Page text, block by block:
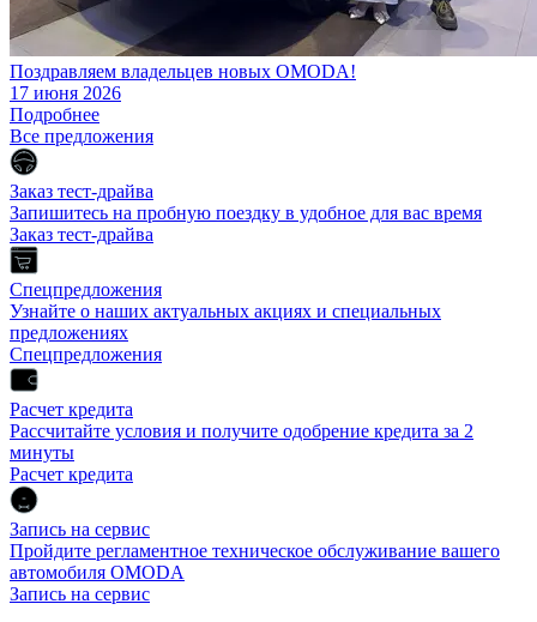
Поздравляем владельцев новых OMODA!
17 июня 2026
Подробнее
Все предложения
Заказ тест-драйва
Запишитесь на пробную поездку в удобное для вас время
Заказ тест-драйва
Спецпредложения
Узнайте о наших актуальных акциях и специальных
предложениях
Спецпредложения
Расчет кредита
Рассчитайте условия и получите одобрение кредита за 2
минуты
Расчет кредита
Запись на сервис
Пройдите регламентное техническое обслуживание вашего
автомобиля OMODA
Запись на сервис